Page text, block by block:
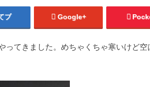
ブ Google+
ってきました。めちゃくちゃ寒いけど空